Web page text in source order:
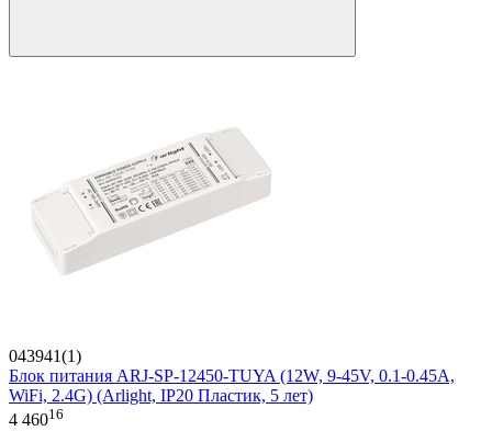
043941(1)
Блок питания ARJ-SP-12450-TUYA (12W, 9-45V, 0.1-0.45A,
WiFi, 2.4G) (Arlight, IP20 Пластик, 5 лет)
4 46016